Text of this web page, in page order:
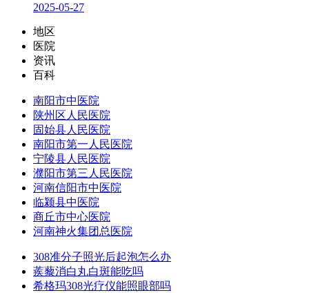
2025-05-27
地区
医院
资讯
百科
南阳市中医院
陕州区人民医院
固始县人民医院
南阳市第一人民医院
宁陵县人民医院
濮阳市第三人民医院
河南信阳市中医院
临颍县中医院
商丘市中心医院
河南神火集团总医院
308准分子照光后起泡怎么办
蒺藜消白丸白斑能吃吗
希格玛308光疗仪能照眼部吗